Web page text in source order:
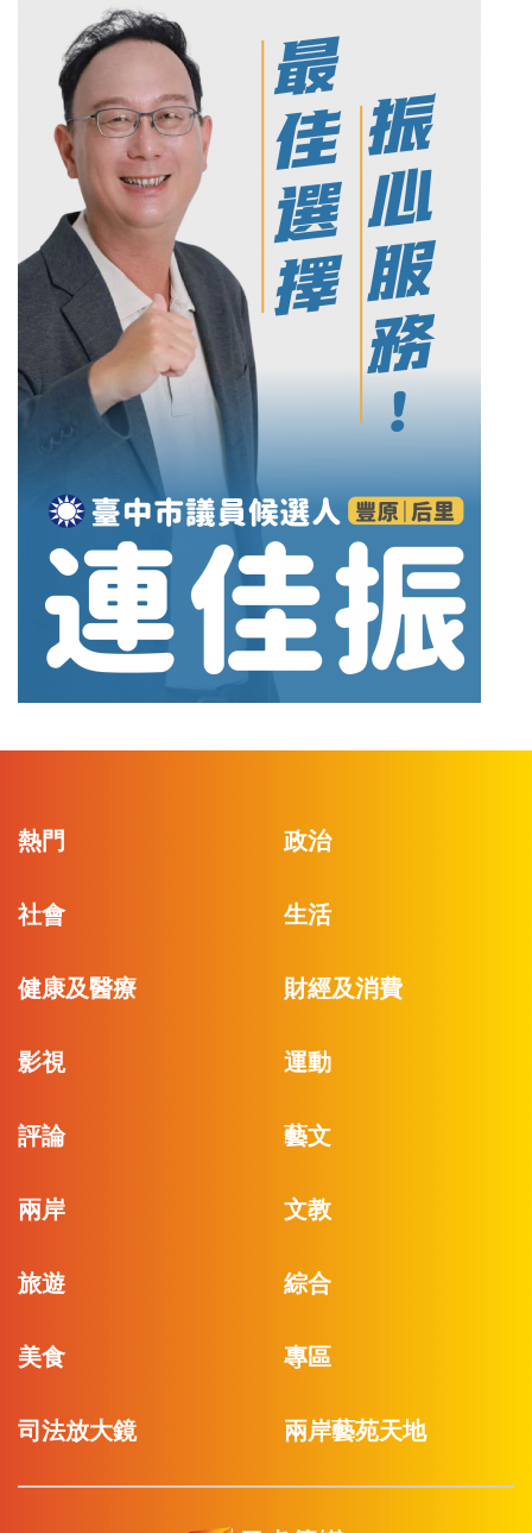
熱門 政治
社會 生活
健康及醫療 財經及消費
影視 運動
評論 藝文
兩岸 文教
旅遊 綜合
美食 專區
司法放大鏡 兩岸藝苑天地